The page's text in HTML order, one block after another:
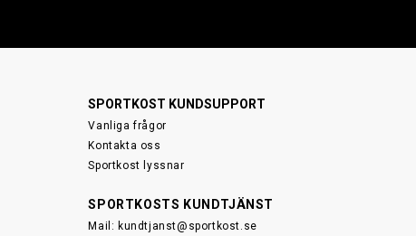
SPORTKOST KUNDSUPPORT
Vanliga frågor
Kontakta oss
Sportkost lyssnar
SPORTKOSTS KUNDTJÄNST
Mail: kundtjanst@sportkost.se